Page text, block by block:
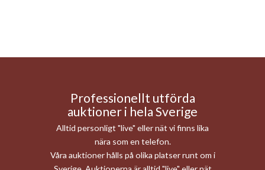
Professionellt utförda
auktioner i hela Sverige
Alltid personligt "live" eller nät vi finns lika
nära som en telefon.
Våra auktioner hålls på olika platser runt om i